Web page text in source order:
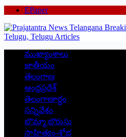
EPaper
ముఖ్యాంశాలు
జాతీయం
తెలంగాణ
ఆంధ్రప్రదేశ్
తెలంగాణార్థం
సన్నివేశం
బొమ్మా బొరుసు
సాహిత్యం-శోభ